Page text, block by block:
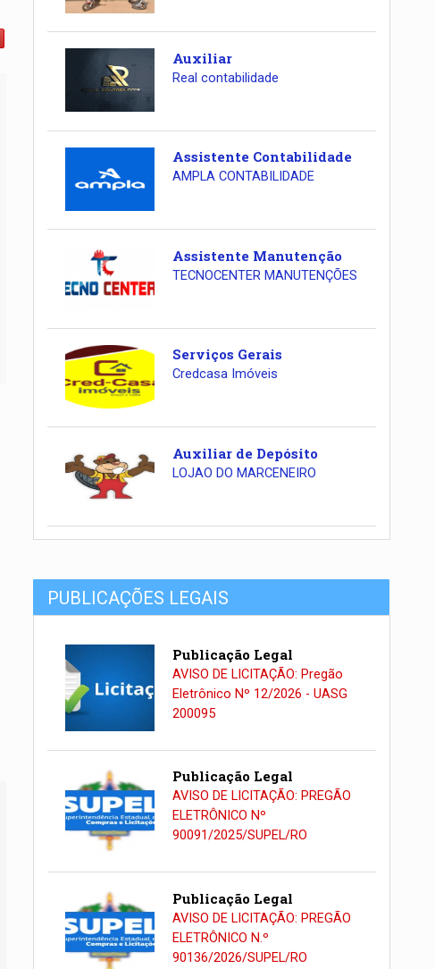
Auxiliar
Real contabilidade
Assistente Contabilidade
AMPLA CONTABILIDADE
Assistente Manutenção
TECNOCENTER MANUTENÇÕES
Serviços Gerais
Credcasa Imóveis
Auxiliar de Depósito
LOJAO DO MARCENEIRO
PUBLICAÇÕES LEGAIS
Publicação Legal
AVISO DE LICITAÇÃO: Pregão
Eletrônico Nº 12/2026 - UASG
200095
Publicação Legal
AVISO DE LICITAÇÃO: PREGÃO
ELETRÔNICO Nº
90091/2025/SUPEL/RO
Publicação Legal
AVISO DE LICITAÇÃO: PREGÃO
ELETRÔNICO N.º
90136/2026/SUPEL/RO